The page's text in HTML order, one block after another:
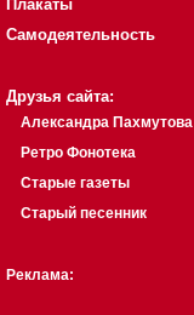
Плакаты
Самодеятельность
Друзья сайта:
Александра Пахмутова
Ретро Фонотека
Старые газеты
Старый песенник
Реклама: